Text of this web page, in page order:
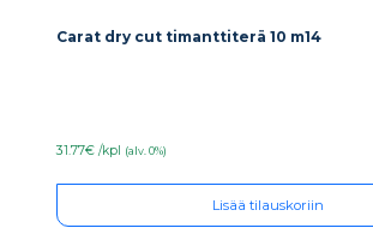
Carat dry cut timanttiterä 10 m14
31.77€ /kpl (alv. 0%)
Lisää tilauskoriin